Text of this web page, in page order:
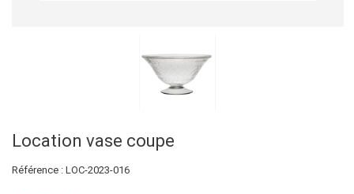
Location vase coupe
Référence : LOC-2023-016